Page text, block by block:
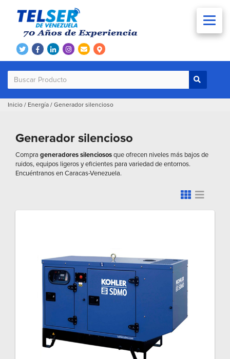
Inicio / Energía / Generador silencioso
Generador silencioso
Compra generadores silenciososque ofrecen niveles más bajos de
ruidos, equipos ligeros y eficientes para variedad de entornos.
Encuéntranos en Caracas-Venezuela.